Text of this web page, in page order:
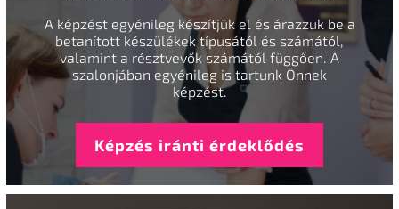
A képzést egyénileg készítjük el és árazzuk be a
betanított készülékek típusától és számától,
valamint a résztvevők számától függően. A
szalonjában egyénileg is tartunk Önnek
képzést.
Képzés iránti érdeklődés